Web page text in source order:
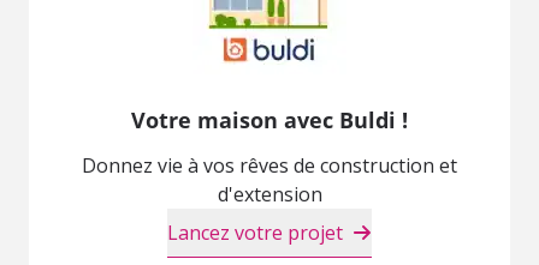
Votre maison avec Buldi !
Donnez vie à vos rêves de construction et
d'extension
Lancez votre projet